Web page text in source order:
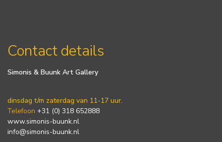
Contact details
Simonis & Buunk Art Gallery
dinsdag t/m zaterdag van 11-17 uur.
Telefoon +31 (0) 318 652888
www.simonis-buunk.nl
info@simonis-buunk.nl